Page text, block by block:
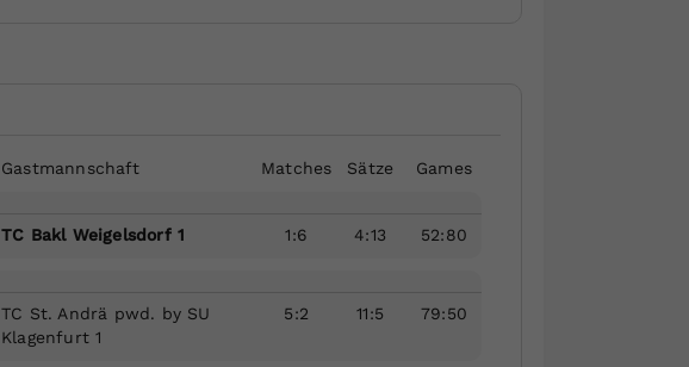
Gastmannschaft Matches Sätze Games
TC Bakl Weigelsdorf 1 1:6 4:13 52:80
TC St. Andrä pwd. by SU
Klagenfurt 1
5:2 11:5 79:50